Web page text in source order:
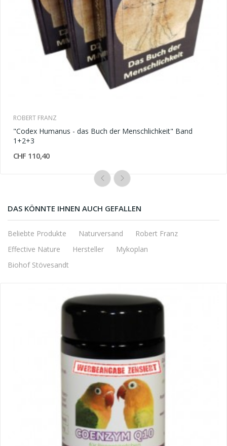
ROBERT FRANZ
"Codex Humanus - das Buch der Menschlichkeit" Band
1+2+3
CHF 110,40
DAS KÖNNTE IHNEN AUCH GEFALLEN
Beliebte Produkte Naturversand
Robert Franz
Effective Nature
Hersteller
Mykoplan
Biohof Stövesandt